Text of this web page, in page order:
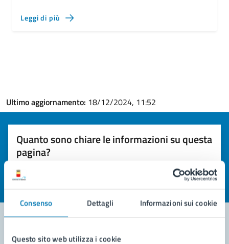
Consenso Dettagli Informazioni sui cookie
Questo sito web utilizza i cookie
Leggi di più
Ultimo aggiornamento: 18/12/2024, 11:52
Quanto sono chiare le informazioni su questa
pagina?
Valuta la chiarezza delle informazioni (da 1 a 5 stelle)
Seleziona il numero di stelle per valutare la chiarezza delle